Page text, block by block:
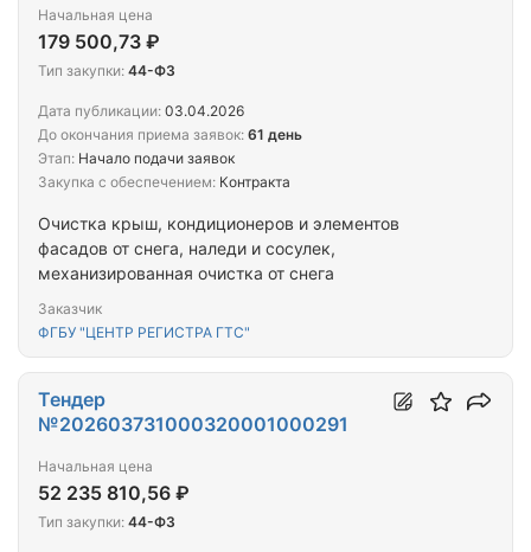
Очистка крыш, кондиционеров и элементов
фасадов от снега, наледи и сосулек,
механизированная очистка от снега
Заказчик
ФГБУ "ЦЕНТР РЕГИСТРА ГТС"
Начальная цена
179 500,73 ₽
Тип закупки: 44-ФЗ
Дата публикации: 03.04.2026
До окончания приема заявок: 61 день
Этап: Начало подачи заявок
Закупка с обеспечением: Контракта
Тендер
№202603731000320001000291
Начальная цена
52 235 810,56 ₽
Тип закупки: 44-ФЗ